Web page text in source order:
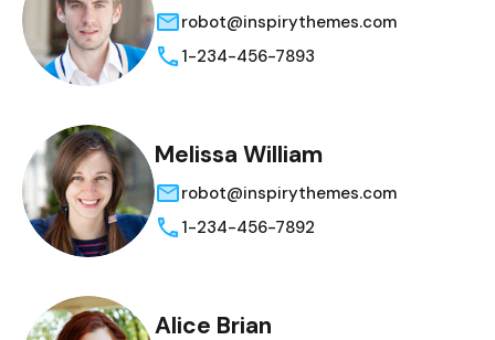
robot@inspirythemes.com
1-234-456-7893
Melissa William
robot@inspirythemes.com
1-234-456-7892
Alice Brian